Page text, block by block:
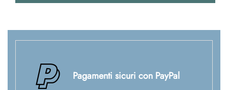
Pagamenti sicuri con PayPal